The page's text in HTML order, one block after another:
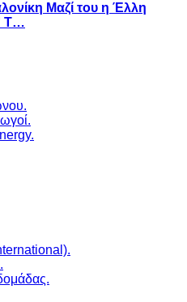
Μαζί του η Έλλη
T…